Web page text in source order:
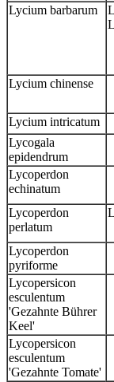
Lycium barbarum
Lycium chinense
Lycium intricatum
Lycogala
epidendrum
Lycoperdon
echinatum
Lycoperdon
perlatum
Lycoperdon
pyriforme
Lycopersicon
esculentum
'Gezahnte Bührer
Keel'
Lycopersicon
esculentum
'Gezahnte Tomate'